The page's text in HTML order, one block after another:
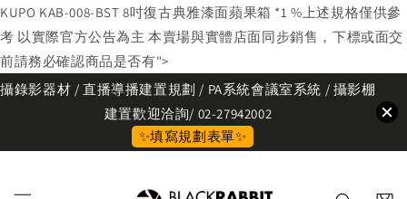
KUPO KAB-008-BST 8吋復古典雅漆面蘋果箱 *1 %上述規格僅供參
考 以實際官方公告為主 本賣場與實體店面同步銷售，下標或面交
前請務必確認商品是否有">
攝錄影器材 / 直播導播建置規劃 / PA系統會議室系統 / 攝影棚
建置歡迎洽詢/ 02-27942002
✨填寫規劃表單✨